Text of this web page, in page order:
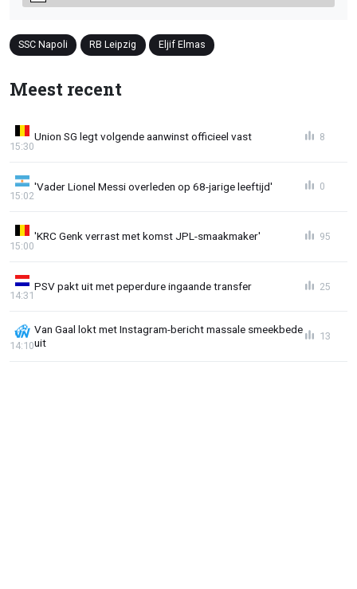
SSC Napoli RB Leipzig Eljif Elmas
Meest recent
Union SG legt volgende aanwinst officieel vast
15:30
8
'Vader Lionel Messi overleden op 68-jarige leeftijd'
15:02
0
'KRC Genk verrast met komst JPL-smaakmaker'
15:00
95
PSV pakt uit met peperdure ingaande transfer
14:31
25
Van Gaal lokt met Instagram-bericht massale smeekbede
uit
14:10
13